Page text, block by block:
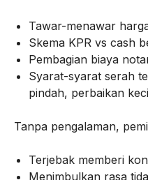
Tawar-menawar
Skema KPR vs cash
Pembagian biaya
Syarat-syarat serah
pindah, perbaikan
Tanpa pengalaman,
Terjebak memberi
Menimbulkan rasa